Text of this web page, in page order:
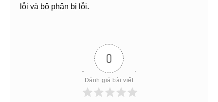
lỗi và bộ phận bị lỗi.
0
Đánh giá bài viết